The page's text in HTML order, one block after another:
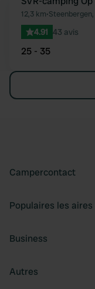
12,3 km•
4.91 43 avis
25 - 35
Campercontact
Populaires les
Business
Autres